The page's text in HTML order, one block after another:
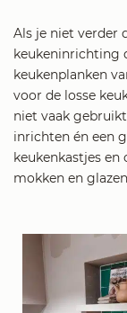
Als je niet verder
keukeninrichting
keukenplanken
voor de losse
niet vaak
inrichten én een
keukenkastjes
mokken en